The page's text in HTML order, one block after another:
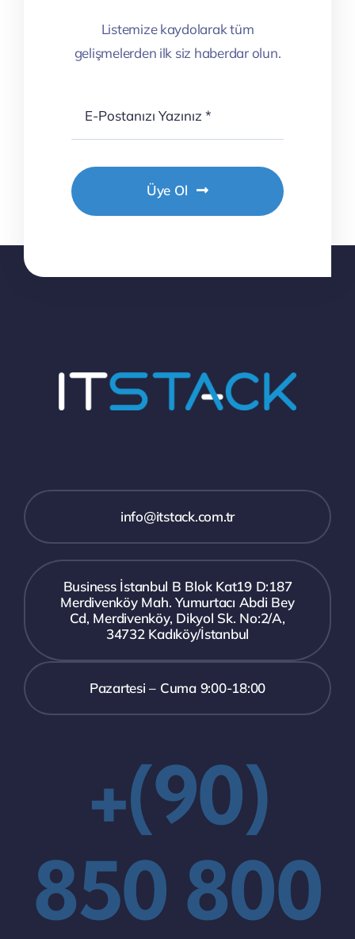
Listemize kaydolarak tüm
gelişmelerden ilk siz haberdar olun.
Üye Ol
info@itstack.com.tr
Business İstanbul B Blok Kat19 D:187
Merdivenköy Mah. Yumurtacı Abdi Bey
Cd, Merdivenköy, Dikyol Sk. No:2/A,
34732 Kadıköy/İstanbul
Pazartesi – Cuma 9:00-18:00
+(90)
850 800